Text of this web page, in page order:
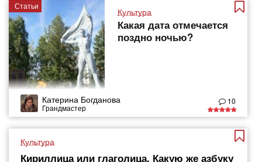
Статьи
Культура
Какая дата отмечается
поздно ночью?
Катерина Богданова
Грандмастер
10
Культура
Кириллица или глаголица. Какую же азбуку